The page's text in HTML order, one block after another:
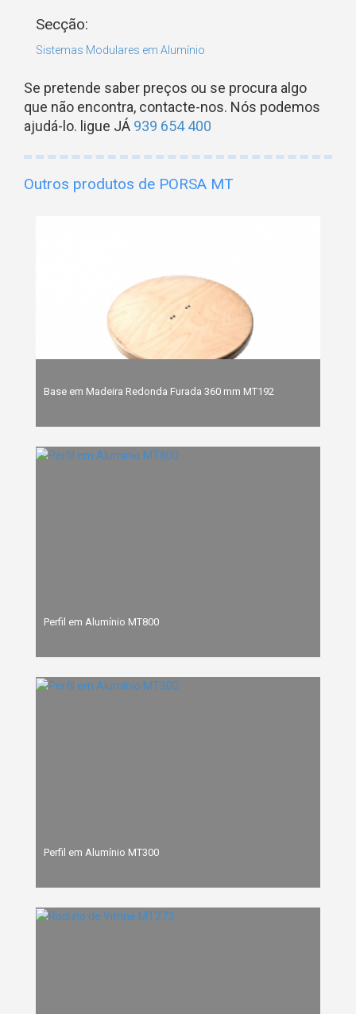
Secção:
Sistemas Modulares em Alumínio
Se pretende saber preços ou se procura algo
que não encontra, contacte-nos. Nós podemos
ajudá-lo. ligue JÁ 939 654 400
Outros produtos de PORSA MT
Base em Madeira Redonda Furada 360 mm MT192
Perfil em Alumínio MT800
Perfil em Alumínio MT300